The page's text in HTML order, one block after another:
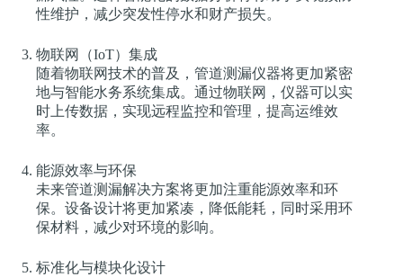
性维护，减少突发性停水和财产损失。
物联网（IoT）集成
随着物联网技术的普及，管道测漏仪器将更加紧密
地与智能水务系统集成。通过物联网，仪器可以实
时上传数据，实现远程监控和管理，提高运维效
率。
能源效率与环保
未来管道测漏解决方案将更加注重能源效率和环
保。设备设计将更加紧凑，降低能耗，同时采用环
保材料，减少对环境的影响。
标准化与模块化设计